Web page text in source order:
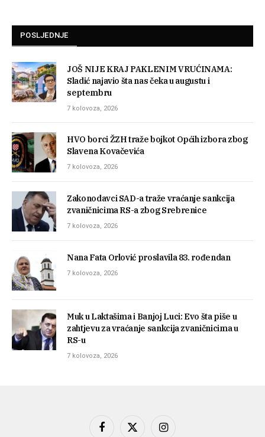
POSLJEDNJE
JOŠ NIJE KRAJ PAKLENIM VRUĆINAMA:
Sladić najavio šta nas čeka u augustu i
septembru
7 kolovoza, 2026
HVO borci ŽZH traže bojkot Općih izbora zbog
Slavena Kovačevića
7 kolovoza, 2026
Zakonodavci SAD-a traže vraćanje sankcija
zvaničnicima RS-a zbog Srebrenice
7 kolovoza, 2026
Nana Fata Orlović proslavila 83. rođendan
7 kolovoza, 2026
Muk u Laktašima i Banjoj Luci: Evo šta piše u
zahtjevu za vraćanje sankcija zvaničnicima u
RS-u
7 kolovoza, 2026
Facebook
X Instagram